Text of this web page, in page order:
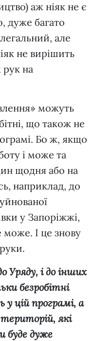
аж ніяк не є
дуже багато
але
не вирішить
рук на
можуть
що також не
Бо ж, якщо
і може та
щодня або на
наприклад, до
у Запоріжжі,
може. І це знову
Уряду, і до інших
безробітні
цій програмі, а
які
буде дуже